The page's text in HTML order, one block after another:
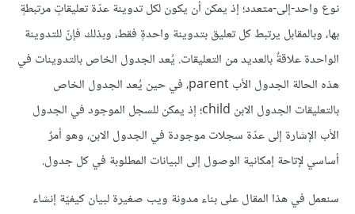
نوع واحد-إلى-متعدد؛ إذ يمكن أن يكون لكل تدوينة عدّة تعليقاتٍ مرتبطةٍ
بها، وبالمقابل يرتبط كل تعليق بتدوينة واحدةٍ فقط، وبذلك فإنّ للتدوينة
الواحدة علاقةٌ بالعديد من التعليقات. يُعد الجدول الخاص بالتدوينات في
هذه الحالة الجدول الأب parent، في حين يُعد الجدول الخاص
بالتعليقات الجدول الابن child؛ إذ يمكن للسجل الموجود في الجدول
الأب الإشارة إلى عدّة سجلات موجودة في الجدول الابن، وهو أمرٌ
أساسي لإتاحة إمكانية الوصول إلى البيانات المطلوبة في كل جدول.
سنعمل في هذا المقال على بناء مدونة ويب صغيرة لبيان كيفيّة إنشاء